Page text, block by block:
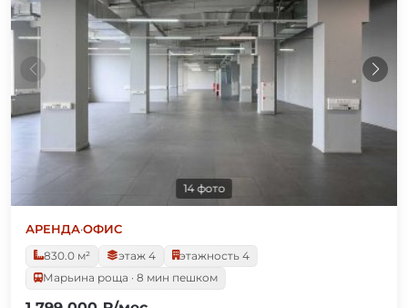
14 фото
АРЕНДА·ОФИС
830.0 м²
этаж 4
этажность 4
Марьина роща · 8 мин пешком